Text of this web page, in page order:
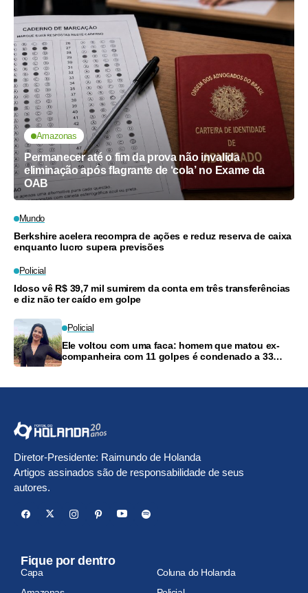
Amazonas
Permanecer até o fim da prova não invalida
eliminação após flagrante de ‘cola’ no Exame da
OAB
Mundo
Berkshire acelera recompra de ações e reduz reserva de caixa
enquanto lucro supera previsões
Policial
Idoso vê R$ 39,7 mil sumirem da conta em três transferências
e diz não ter caído em golpe
Policial
Ele voltou com uma faca: homem que matou ex-
companheira com 11 golpes é condenado a 33
Diretor-Presidente: Raimundo de Holanda
Artigos assinados são de responsabilidade de seus
autores.
Fique por dentro
Capa
Coluna do Holanda